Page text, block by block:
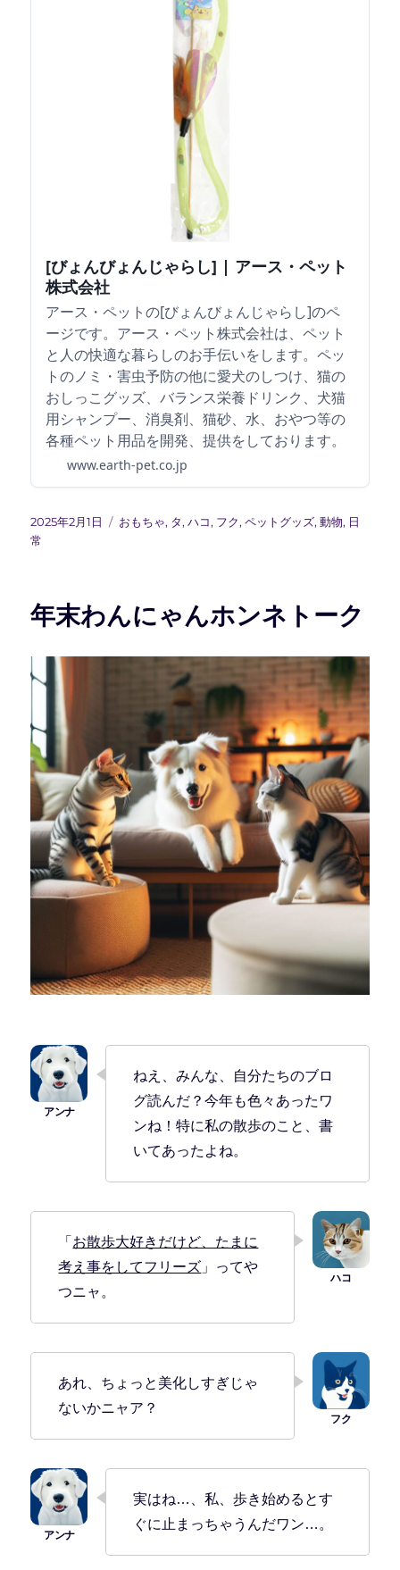
[びょんびょんじゃらし] | アース・ペット
株式会社
アース・ペットの[びょんびょんじゃらし]のペ
ージです。アース・ペット株式会社は、ペット
と人の快適な暮らしのお手伝いをします。ペッ
トのノミ・害虫予防の他に愛犬のしつけ、猫の
おしっこグッズ、バランス栄養ドリンク、犬猫
用シャンプー、消臭剤、猫砂、水、おやつ等の
各種ペット用品を開発、提供をしております。
www.earth-pet.co.jp
投
稿
2025年2月1日
カ
おもちゃ, タ,ハコ, フク,ペットグッズ,動物, 日
常
年末わんにゃんホンネトーク
ねえ、みんな、自分たちのブロ
グ読んだ？今年も色々あったワ
ンね！特に私の散歩のこと、書
いてあったよね。
「 お散歩大好きだけど、たまに
考え事をしてフリーズ 」ってや
つニャ。
あれ、ちょっと美化しすぎじゃ
ないかニャア？
実はね…、私、歩き始めるとす
ぐに止まっちゃうんだワン…。